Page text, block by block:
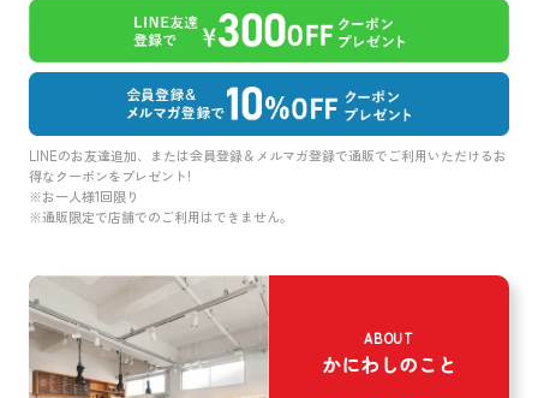
LINEのお友達追加、または会員登録＆メルマガ登録で通販でご利用いただけるお
得なクーポンをプレゼント!
※お一人様1回限り
※通販限定で店舗でのご利用はできません。
ABOUT
かにわしのこと